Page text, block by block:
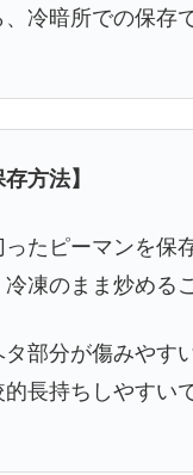
、冷暗所での保存
方法】
たピーマンを保
凍のまま炒める
部分が傷みやす
長持ちしやすい